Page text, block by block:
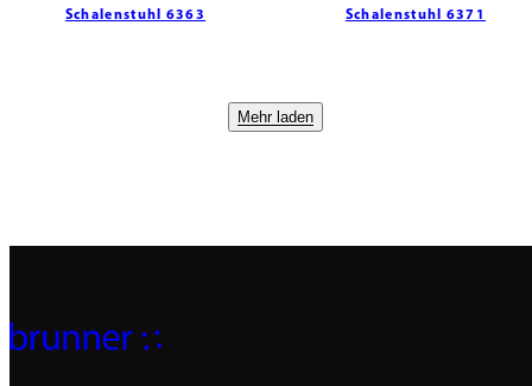
Schalenstuhl 6363 Schalenstuhl 6371
Mehr laden